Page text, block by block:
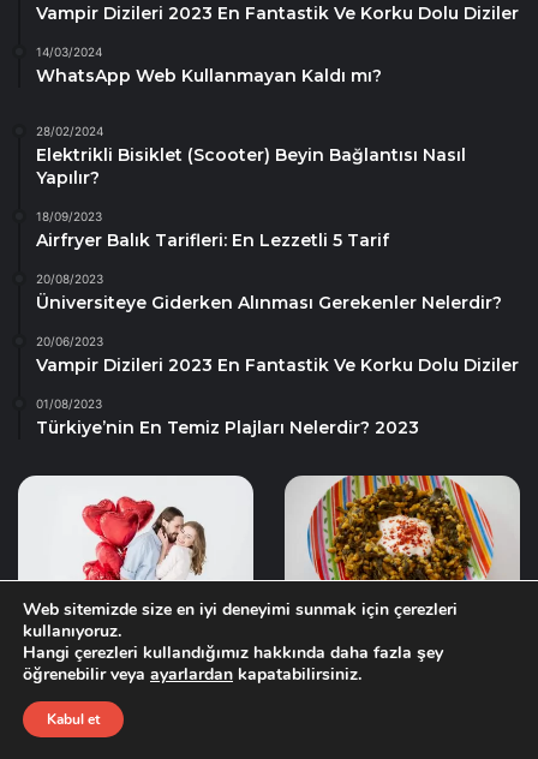
Vampir Dizileri 2023 En Fantastik Ve Korku Dolu Diziler
14/03/2024
WhatsApp Web Kullanmayan Kaldı mı?
28/02/2024
Elektrikli Bisiklet (Scooter) Beyin Bağlantısı Nasıl
Yapılır?
18/09/2023
Airfryer Balık Tarifleri: En Lezzetli 5 Tarif
20/08/2023
Üniversiteye Giderken Alınması Gerekenler Nelerdir?
20/06/2023
Vampir Dizileri 2023 En Fantastik Ve Korku Dolu Diziler
01/08/2023
Türkiye’nin En Temiz Plajları Nelerdir? 2023
Sevgililer Günü Hediyesi…
21/01/2024
09/07/2023
Web sitemizde size en iyi deneyimi sunmak için çerezleri
kullanıyoruz.
Hangi çerezleri kullandığımız hakkında daha fazla şey
öğrenebilir veya ayarlardan kapatabilirsiniz.
Kabul et